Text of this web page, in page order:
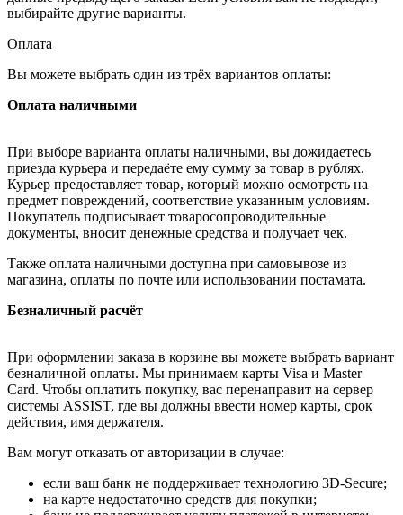
выбирайте другие варианты.
Оплата
Вы можете выбрать один из трёх вариантов оплаты:
Оплата наличными
При выборе варианта оплаты наличными, вы дожидаетесь
приезда курьера и передаёте ему сумму за товар в рублях.
Курьер предоставляет товар, который можно осмотреть на
предмет повреждений, соответствие указанным условиям.
Покупатель подписывает товаросопроводительные
документы, вносит денежные средства и получает чек.
Также оплата наличными доступна при самовывозе из
магазина, оплаты по почте или использовании постамата.
Безналичный расчёт
При оформлении заказа в корзине вы можете выбрать вариант
безналичной оплаты. Мы принимаем карты Visa и Master
Card. Чтобы оплатить покупку, вас перенаправит на сервер
системы ASSIST, где вы должны ввести номер карты, срок
действия, имя держателя.
Вам могут отказать от авторизации в случае:
если ваш банк не поддерживает технологию 3D-Secure;
на карте недостаточно средств для покупки;